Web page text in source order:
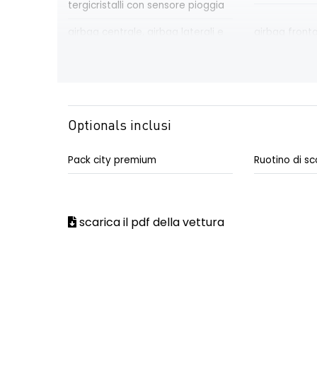
tergicristalli con sensore pioggia
bocchette d'aerazione posteriori
Caricatore
Chiamata di emergenza E-CALL
Optionals inclusi
Pack city premium Ruotino di
scarica il pdf della vettura